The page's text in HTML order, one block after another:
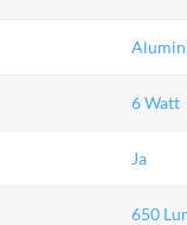
6 Watt
Ja
650